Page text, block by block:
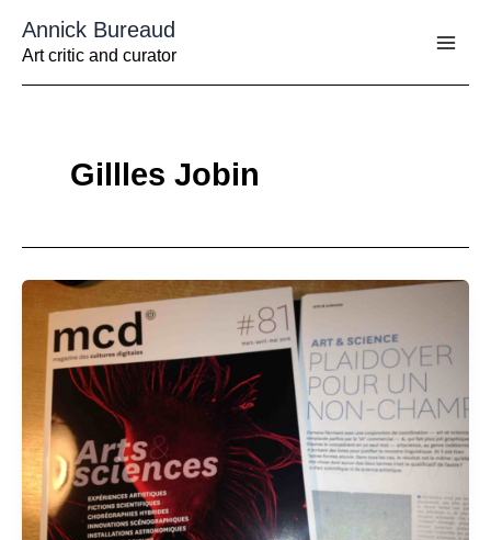
contenu
Annick Bureaud
Art critic and curator
Gillles Jobin